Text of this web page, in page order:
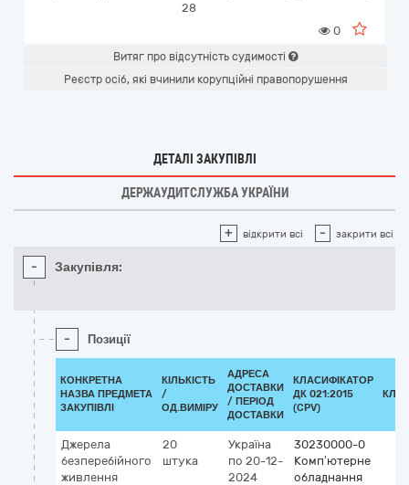
28
0
Витяг про відсутність судимості
Реєстр осіб, які вчинили корупційні правопорушення
ДЕТАЛІ ЗАКУПІВЛІ
ДЕРЖАУДИТСЛУЖБА УКРАЇНИ
+ відкрити всі - закрити всі
- Закупівля:
- Позиції
КОНКРЕТНА
НАЗВА ПРЕДМЕТА
ЗАКУПІВЛІ
КІЛЬКІСТЬ
/
ОД.ВИМІРУ
АДРЕСА
ДОСТАВКИ
/ ПЕРІОД
ДОСТАВКИ
КЛАСИФІКАТОР
ДК 021:2015
(CPV)
Джерела
безперебійного
живлення
20
штука
Україна
по 20-12-
2024
30230000-0
Комп’ютерне
обладнання